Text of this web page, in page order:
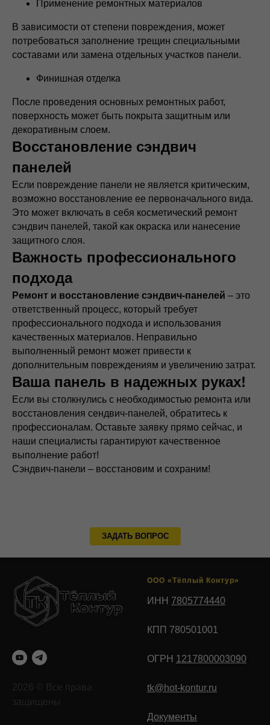
Применение ремонтных материалов
В зависимости от степени повреждения, может
потребоваться заполнение трещин специальными
составами или замена отдельных участков панели.
Финишная отделка
После проведения основных ремонтных работ,
поверхность может быть покрыта защитным или
декоративным слоем.
Восстановление сэндвич
панелей
Если повреждение панели не является критическим,
возможно восстановление ее первоначального вида.
Это может включать в себя косметический ремонт
сэндвич панелей, такой как окраска или нанесение
защитного слоя.
Важность профессионального
подхода
Ремонт и восстановление сэндвич-панелей – это
ответственный процесс, который требует
профессионального подхода и использования
качественных материалов. Неправильно
выполненный ремонт может привести к
дополнительным повреждениям и увеличению затрат.
Ваша панель в надежных руках!
Если вы столкнулись с необходимостью ремонта или
восстановления сендвич-панелей, обратитесь к
профессионалам. Оставьте заявку прямо сейчас, и
наши специалисты гарантируют качественное
выполнение работ!
Сэндвич-панели – восстановим и сохраним!
ЗАДАТЬ ВОПРОС
2026 © Все права
защищены
ООО «Тёплый Контур»
ИНН 7805774440
КПП 780501001
ОГРН 1217800003090
tk@hot-kontur.ru
Документы